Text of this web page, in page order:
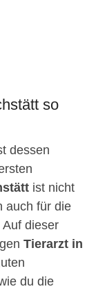
so
dessen
ist nicht
auch für die
dieser
Tierarzt in
du die